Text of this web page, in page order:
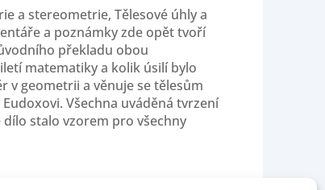
a stereometrie, Tělesové úhly a
a poznámky zde opět tvoří
překladu obou
matematiky a kolik úsilí bylo
v geometrii a věnuje se tělesům
Všechna uváděná tvrzení
stalo vzorem pro všechny